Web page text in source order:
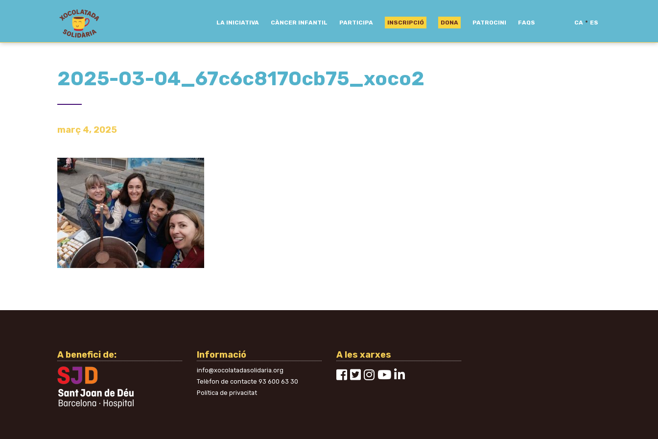
LA INICIATIVA CÀNCER INFANTIL PARTICIPA INSCRIPCIÓ DONA PATROCINI FAQS CA · ES
2025-03-04_67c6c8170cb75_xoco2
març 4, 2025
A benefici de: Informació
info@xocolatadasolidaria.org
Telèfon de contacte 93 600 63 30
Política de privacitat
A les xarxes